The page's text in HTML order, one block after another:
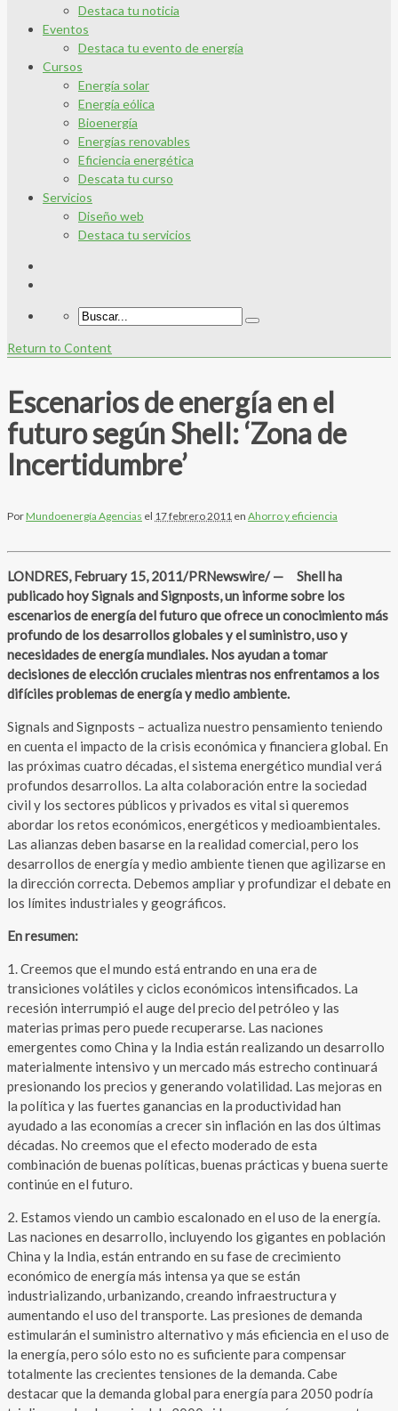
Destaca tu noticia
Eventos
Destaca tu evento de energía
Cursos
Energía solar
Energía eólica
Bioenergía
Energías renovables
Eficiencia energética
Descata tu curso
Servicios
Diseño web
Destaca tu servicios
Return to Content
Escenarios de energía en el
futuro según Shell: ‘Zona de
Incertidumbre’
PorMundoenergía Agencias el 17 febrero 2011 en Ahorro y eficiencia
LONDRES, February 15, 2011/PRNewswire/ — Shell ha
publicado hoy Signals and Signposts, un informe sobre los
escenarios de energía del futuro que ofrece un conocimiento más
profundo de los desarrollos globales y el suministro, uso y
necesidades de energía mundiales. Nos ayudan a tomar
decisiones de elección cruciales mientras nos enfrentamos a los
difíciles problemas de energía y medio ambiente.
Signals and Signposts – actualiza nuestro pensamiento teniendo
en cuenta el impacto de la crisis económica y financiera global. En
las próximas cuatro décadas, el sistema energético mundial verá
profundos desarrollos. La alta colaboración entre la sociedad
civil y los sectores públicos y privados es vital si queremos
abordar los retos económicos, energéticos y medioambientales.
Las alianzas deben basarse en la realidad comercial, pero los
desarrollos de energía y medio ambiente tienen que agilizarse en
la dirección correcta. Debemos ampliar y profundizar el debate en
los límites industriales y geográficos.
En resumen:
1. Creemos que el mundo está entrando en una era de
transiciones volátiles y ciclos económicos intensificados. La
recesión interrumpió el auge del precio del petróleo y las
materias primas pero puede recuperarse. Las naciones
emergentes como China y la India están realizando un desarrollo
materialmente intensivo y un mercado más estrecho continuará
presionando los precios y generando volatilidad. Las mejoras en
la política y las fuertes ganancias en la productividad han
ayudado a las economías a crecer sin inflación en las dos últimas
décadas. No creemos que el efecto moderado de esta
combinación de buenas políticas, buenas prácticas y buena suerte
continúe en el futuro.
2. Estamos viendo un cambio escalonado en el uso de la energía.
Las naciones en desarrollo, incluyendo los gigantes en población
China y la India, están entrando en su fase de crecimiento
económico de energía más intensa ya que se están
industrializando, urbanizando, creando infraestructura y
aumentando el uso del transporte. Las presiones de demanda
estimularán el suministro alternativo y más eficiencia en el uso de
la energía, pero sólo esto no es suficiente para compensar
totalmente las crecientes tensiones de la demanda. Cabe
destacar que la demanda global para energía para 2050 podría